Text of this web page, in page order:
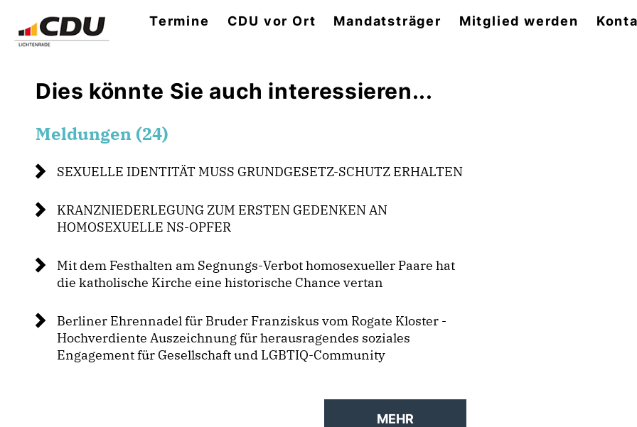
Termine CDU vor Ort Mandatsträger Mitglied werden
Dies könnte Sie auch interessieren...
Meldungen (24)
SEXUELLE IDENTITÄT MUSS GRUNDGESETZ-SCHUTZ ERHALTEN
KRANZNIEDERLEGUNG ZUM ERSTEN GEDENKEN AN
HOMOSEXUELLE NS-OPFER
Mit dem Festhalten am Segnungs-Verbot homosexueller Paare hat
die katholische Kirche eine historische Chance vertan
Berliner Ehrennadel für Bruder Franziskus vom Rogate Kloster -
Hochverdiente Auszeichnung für herausragendes soziales
Engagement für Gesellschaft und LGBTIQ-Community
MEHR